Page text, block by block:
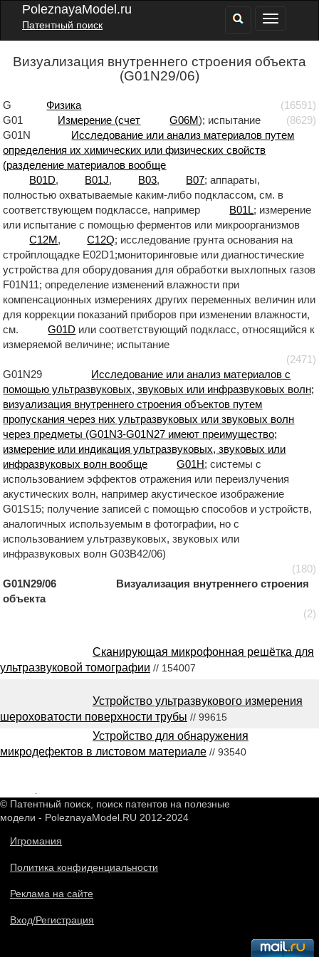
PoleznayaModel.ru
Патентный поиск
Визуализация внутреннего строения объекта
(G01N29/06)
G Физика
(16591)
G01
Измерение (счет G06M); испытание
(8629)
G01N
Исследование или анализ материалов путем
определения их химических или физических свойств
(разделение материалов вообще
B01D, B01J, B03, B07; аппараты,
полностью охватываемые каким-либо подклассом, см. в
соответствующем подклассе, например
B01L; измерение
или испытание с помощью ферментов или микроорганизмов
C12M, C12Q; исследование грунта основания на
стройплощадке E02D1;мониторинговые или диагностические
устройства для оборудования для обработки выхлопных газов
F01N11; определение изменений влажности при
компенсационных измерениях других переменных величин или
для коррекции показаний приборов при изменении влажности,
см.
G01D или соответствующий подкласс, относящийся к
измеряемой величине; испытание
(2471)
G01N29
Исследование или анализ материалов с
помощью ультразвуковых, звуковых или инфразвуковых волн;
визуализация внутреннего строения объектов путем
пропускания через них ультразвуковых или звуковых волн
через предметы (G01N3-G01N27 имеют преимущество;
измерение или индикация ультразвуковых, звуковых или
инфразвуковых волн вообще
G01H; системы с
использованием эффектов отражения или переизлучения
акустических волн, например акустическое изображение
G01S15; получение записей с помощью способов и устройств,
аналогичных используемым в фотографии, но с
использованием ультразвуковых, звуковых или
инфразвуковых волн G03B42/06)
(180)
G01N29/06 Визуализация внутреннего строения
объекта
(2)
Сканирующая микрофонная решётка для
ультразвуковой томографии // 154007
Устройство ультразвукового измерения
шероховатости поверхности трубы // 99615
Устройство для обнаружения
микродефектов в листовом материале // 93540
© Патентный поиск, поиск патентов на полезные
модели - PoleznayaModel.RU 2012-2024
Игромания
Политика конфиденциальности
Реклама на сайте
Вход/Регистрация